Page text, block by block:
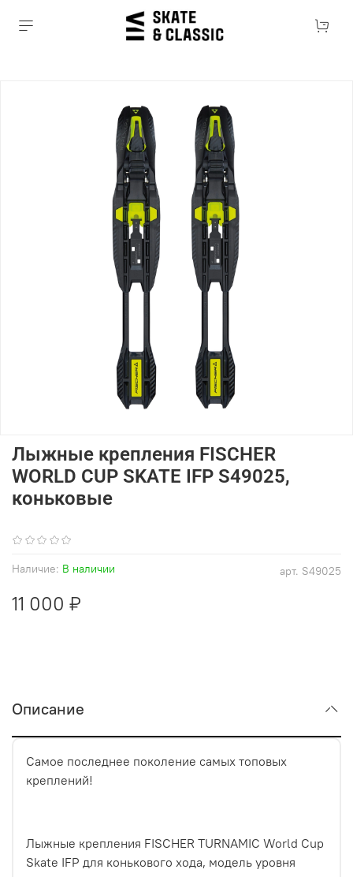
арт. S49025
Наличие: В наличии
Лыжные крепления FISCHER
WORLD CUP SKATE IFP S49025,
коньковые
11 000 ₽
Описание
Самое последнее поколение самых топовых
креплений!
Лыжные крепления FISCHER TURNAMIC World Cup
Skate IFP для конькового хода, модель уровня